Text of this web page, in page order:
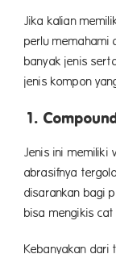
Jika kalian
perlu memahami
banyak jenis
jenis kompon
1.
Jenis ini memiliki
abrasifnya
disarankan bagi
bisa mengikis
Kebanyakan dari